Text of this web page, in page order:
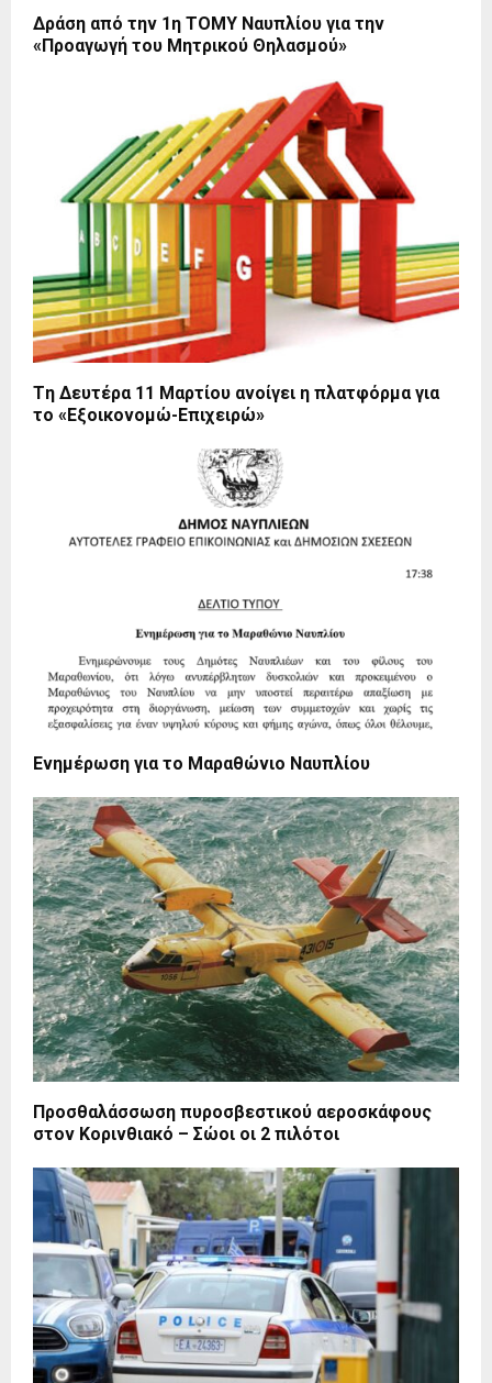
Δράση από την 1η ΤΟΜΥ Ναυπλίου για την
«Προαγωγή του Μητρικού Θηλασμού»
Tη Δευτέρα 11 Μαρτίου ανοίγει η πλατφόρμα για
το «Εξοικονομώ-Επιχειρώ»
Ενημέρωση για το Μαραθώνιο Ναυπλίου
Προσθαλάσσωση πυροσβεστικού αεροσκάφους
στον Κορινθιακό – Σώοι οι 2 πιλότοι